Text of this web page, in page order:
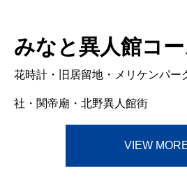
みなと異人館コ
花時計・旧居留地・メリケンパー
社・関帝廟・北野異人館街
VIEW